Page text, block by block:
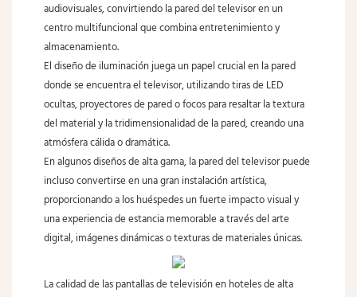
audiovisuales, convirtiendo la pared del televisor en un
centro multifuncional que combina entretenimiento y
almacenamiento.
El diseño de iluminación juega un papel crucial en la pared
donde se encuentra el televisor, utilizando tiras de LED
ocultas, proyectores de pared o focos para resaltar la textura
del material y la tridimensionalidad de la pared, creando una
atmósfera cálida o dramática.
En algunos diseños de alta gama, la pared del televisor puede
incluso convertirse en una gran instalación artística,
proporcionando a los huéspedes un fuerte impacto visual y
una experiencia de estancia memorable a través del arte
digital, imágenes dinámicas o texturas de materiales únicas.
La calidad de las pantallas de televisión en hoteles de alta